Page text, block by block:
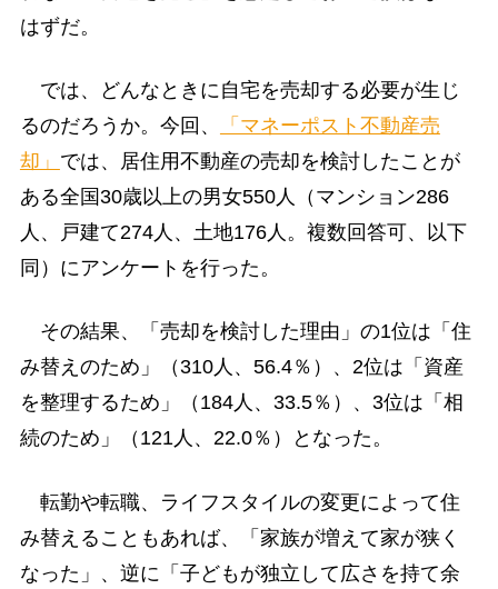
はずだ。
では、どんなときに自宅を売却する必要が生じ
るのだろうか。今回、
「マネーポスト不動産売
却」 では、居住用不動産の売却を検討したことが
ある全国30歳以上の男女550人（マンション286
人、戸建て274人、土地176人。複数回答可、以下
同）にアンケートを行った。
その結果、「売却を検討した理由」の1位は「住
み替えのため」（310人、56.4％）、2位は「資産
を整理するため」（184人、33.5％）、3位は「相
続のため」（121人、22.0％）となった。
転勤や転職、ライフスタイルの変更によって住
み替えることもあれば、「家族が増えて家が狭く
なった」、逆に「子どもが独立して広さを持て余